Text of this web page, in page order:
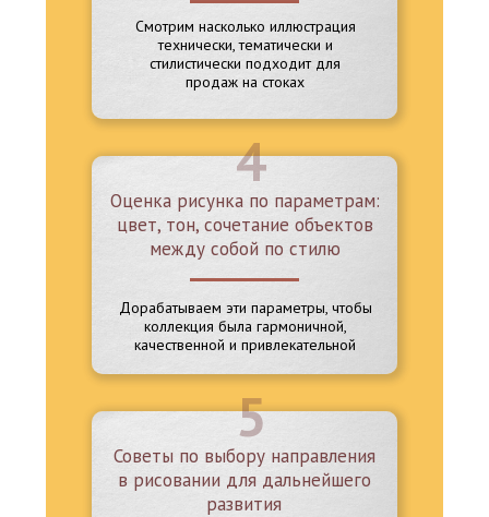
Смотрим насколько иллюстрация
технически, тематически и
стилистически подходит для
продаж на стоках
Оценка рисунка по параметрам:
цвет, тон, сочетание объектов
между собой по стилю
Дорабатываем эти параметры, чтобы
коллекция была гармоничной,
качественной и привлекательной
Советы по выбору направления
в рисовании для дальнейшего
развития
4
5